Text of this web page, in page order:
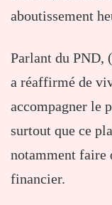
aboutissement
Parlant du PND,
a réaffirmé de
accompagner le
surtout que ce
notamment faire
financier.